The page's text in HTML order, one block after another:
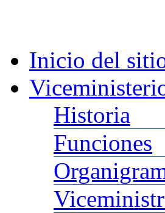
Inicio del
Historia
Funciones